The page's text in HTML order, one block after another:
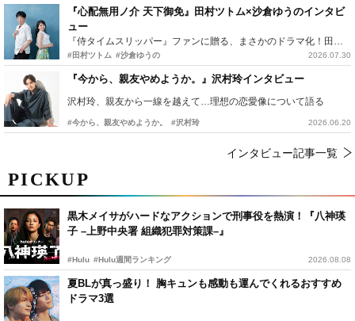
PICKUP
黒木メイサがハードなアクションで刑事役を熱演！『八神瑛
子 –上野中央署 組織犯罪対策課–』
#Hulu #Hulu週間ランキング 2026.08.08
夏BLが真っ盛り！ 胸キュンも感動も運んでくれるおすすめ
ドラマ3選
『心配無用ノ介 天下御免』田村ツトム×沙倉ゆうのインタビ
ュー
『侍タイムスリッパー』ファンに贈る、まさかのドラマ化！田村ツトム×沙倉ゆうのが語る『心配無用ノ介』撮影秘話
#田村ツトム #沙倉ゆうの 2026.07.30
『今から、親友やめようか。』沢村玲インタビュー
沢村玲、親友から一線を越えて…理想の恋愛像について語る
#今から、親友やめようか。 #沢村玲 2026.06.20
インタビュー記事一覧